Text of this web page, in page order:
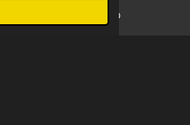
WhatsApp